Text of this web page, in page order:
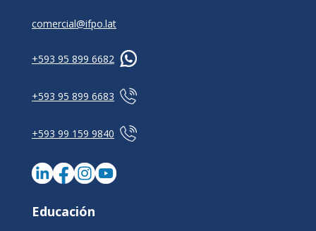
comercial@ifpo.lat
+593 95 899 6682
+593 95 899 6683
+593 99 159 9840
Educación